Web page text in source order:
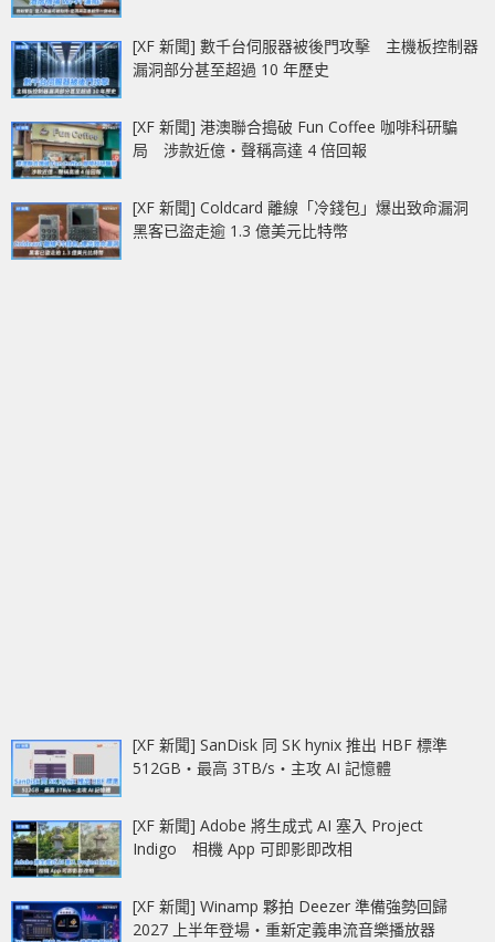
[XF 新聞] 數千台伺服器被後門攻擊 主機板控制器
漏洞部分甚至超過 10 年歷史
[XF 新聞] 港澳聯合搗破 Fun Coffee 咖啡科研騙
局 涉款近億‧聲稱高達 4 倍回報
[XF 新聞] Coldcard 離線「冷錢包」爆出致命漏洞
黑客已盜走逾 1.3 億美元比特幣
[XF 新聞] SanDisk 同 SK hynix 推出 HBF 標準
512GB‧最高 3TB/s‧主攻 AI 記憶體
[XF 新聞] Adobe 將生成式 AI 塞入 Project
Indigo 相機 App 可即影即改相
[XF 新聞] Winamp 夥拍 Deezer 準備強勢回歸
2027 上半年登場‧重新定義串流音樂播放器